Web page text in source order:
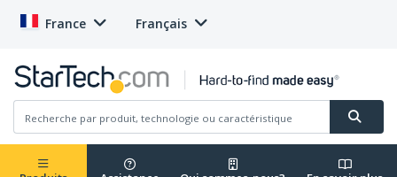
France Français